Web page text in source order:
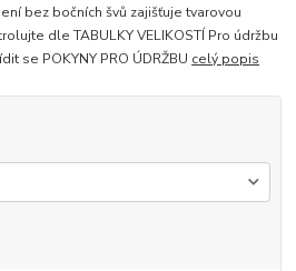
bez bočních švů zajišťuje tvarovou
dle TABULKY VELIKOSTÍ Pro údržbu
se POKYNY PRO ÚDRŽBU celý popis